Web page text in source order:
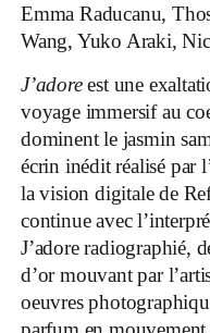
Emma Raducanu,
Wang, Yuko Araki,
J’adoreest une
voyage immersif au
dominent le jasmin
écrin inédit réalisé par
la vision digitale de
continue avec
J’adore radiographié,
d’or mouvant par
oeuvres